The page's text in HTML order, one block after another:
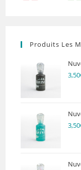
Produits Les
3,50
3,50